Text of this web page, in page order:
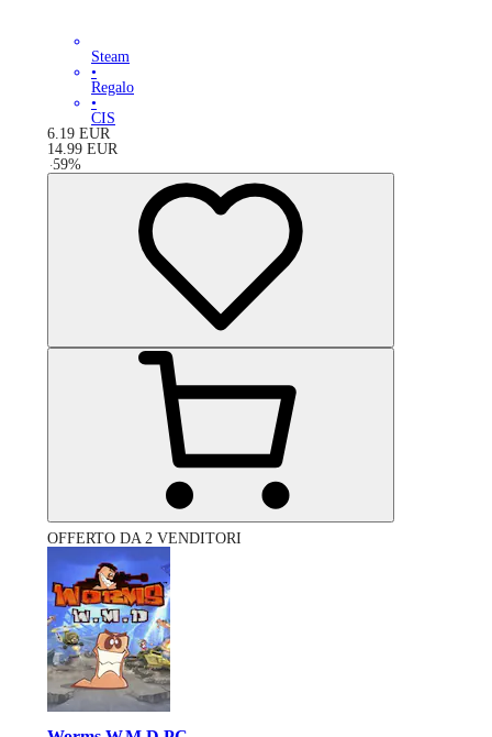
Steam
•
Regalo
•
CIS
6.19 EUR
14.99 EUR
-59%
OFFERTO DA 2 VENDITORI